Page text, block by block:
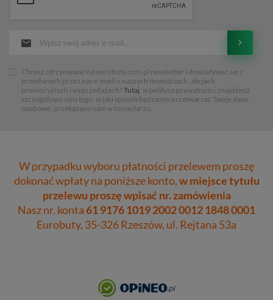
Chcesz otrzymywać od eurobuty.com.pl newsletter i dowiadywać sie z
przesłanych przez nas e-maili o naszych nowościach, akcjach
promocyjnych i wyprzedażach? Tutaj, w polityce prywatności znajdziesz
szczegółowy opis tego, w jaki sposób będziemy przetwarzać Twoje dane
osobowe, przekazane nam w formularzu.
W przypadku wyboru płatności przelewem proszę
dokonać wpłaty na poniższe konto,w miejsce tytułu
przelewu proszę wpisać nr. zamówienia
Nasz nr. konta61 9176 1019 2002 0012 1848 0001
Eurobuty, 35-326 Rzeszów, ul. Rejtana 53a